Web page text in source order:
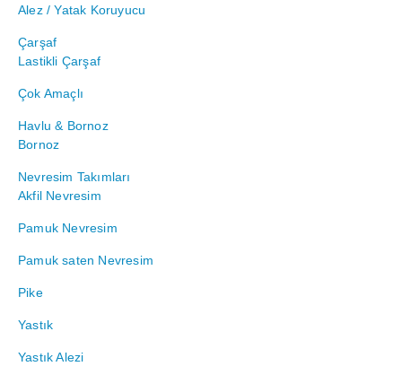
Alez / Yatak Koruyucu
Çarşaf
Lastikli Çarşaf
Çok Amaçlı
Havlu & Bornoz
Bornoz
Nevresim Takımları
Akfil Nevresim
Pamuk Nevresim
Pamuk saten Nevresim
Pike
Yastık
Yastık Alezi